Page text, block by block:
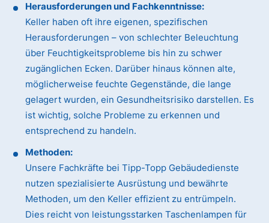
Herausforderungen und Fachkenntnisse:
Keller haben oft ihre eigenen, spezifischen
Herausforderungen – von schlechter Beleuchtung
über Feuchtigkeitsprobleme bis hin zu schwer
zugänglichen Ecken. Darüber hinaus können alte,
möglicherweise feuchte Gegenstände, die lange
gelagert wurden, ein Gesundheitsrisiko darstellen. Es
ist wichtig, solche Probleme zu erkennen und
entsprechend zu handeln.
Methoden:
Unsere Fachkräfte bei Tipp-Topp Gebäudedienste
nutzen spezialisierte Ausrüstung und bewährte
Methoden, um den Keller effizient zu entrümpeln.
Dies reicht von leistungsstarken Taschenlampen für